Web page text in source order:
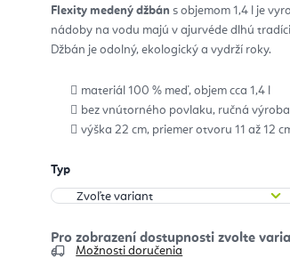
5,0
5
hviezdičiek.
Flexity medený džbán s objemom 1,4 l je
nádoby na vodu majú v ajurvéde dlhú
Džbán je odolný, ekologický a vydrží roky.
materiál 100 % meď, objem cca 1,4 l
bez vnútorného povlaku, ručná
výška 22 cm, priemer otvoru 11 až 12
Typ
Možnosti doručenia